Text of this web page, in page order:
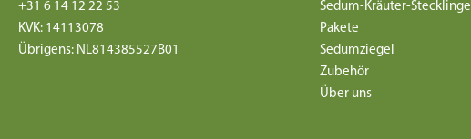
+31 6 14 12 22 53
KVK: 14113078
Übrigens: NL814385527B01
Sedum-Kräuter-Stecklinge
Pakete
Sedumziegel
Zubehör
Über uns